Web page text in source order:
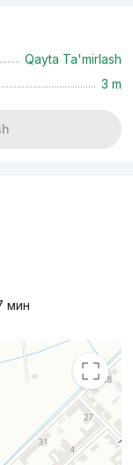
Qayta Ta'mirlash
3 m
мин